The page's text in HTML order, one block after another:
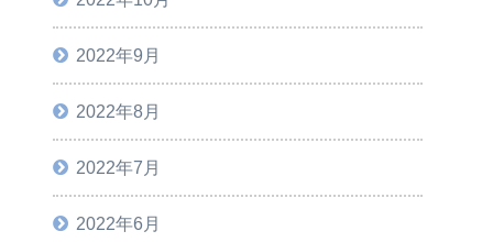
2022年9月
2022年8月
2022年7月
2022年6月